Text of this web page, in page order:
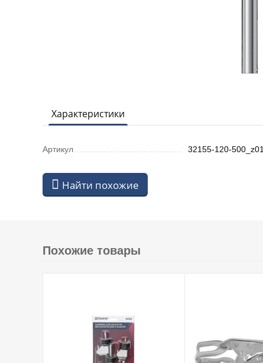
Характеристики
Артикул 32155-120-500_z01
Найти похожие
Похожие товары